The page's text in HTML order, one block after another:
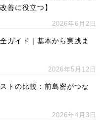
善に役立つ】
2026年6月2日
ガイド｜基本から実践ま
2026年5月12日
トの比較：前島密がつな
2026年4月3日